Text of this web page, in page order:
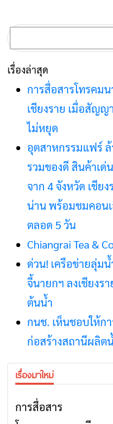
ค้นหา
สำหรับ:
เรื่องล่าสุด
การสื่อสารโทรค
เชียงราย เมื่อสัญ
ไม่หยุด
อุตสาหกรรมแฟร์
รวมของดี สินค้าเด่
จาก 4 จังหวัด เชีย
น่าน พร้อมชมคอน
ตลอด 5 วัน
Chiangrai Tea &
ด่วน! เครือข่ายลุ่ม
จี้นายกฯ ลงเชียงร
ต้นน้ำ
กนช. เห็นชอบให้ก
ก่อสร้างสถานีผลิต
เรื่องมาใหม่
การสื่อสาร